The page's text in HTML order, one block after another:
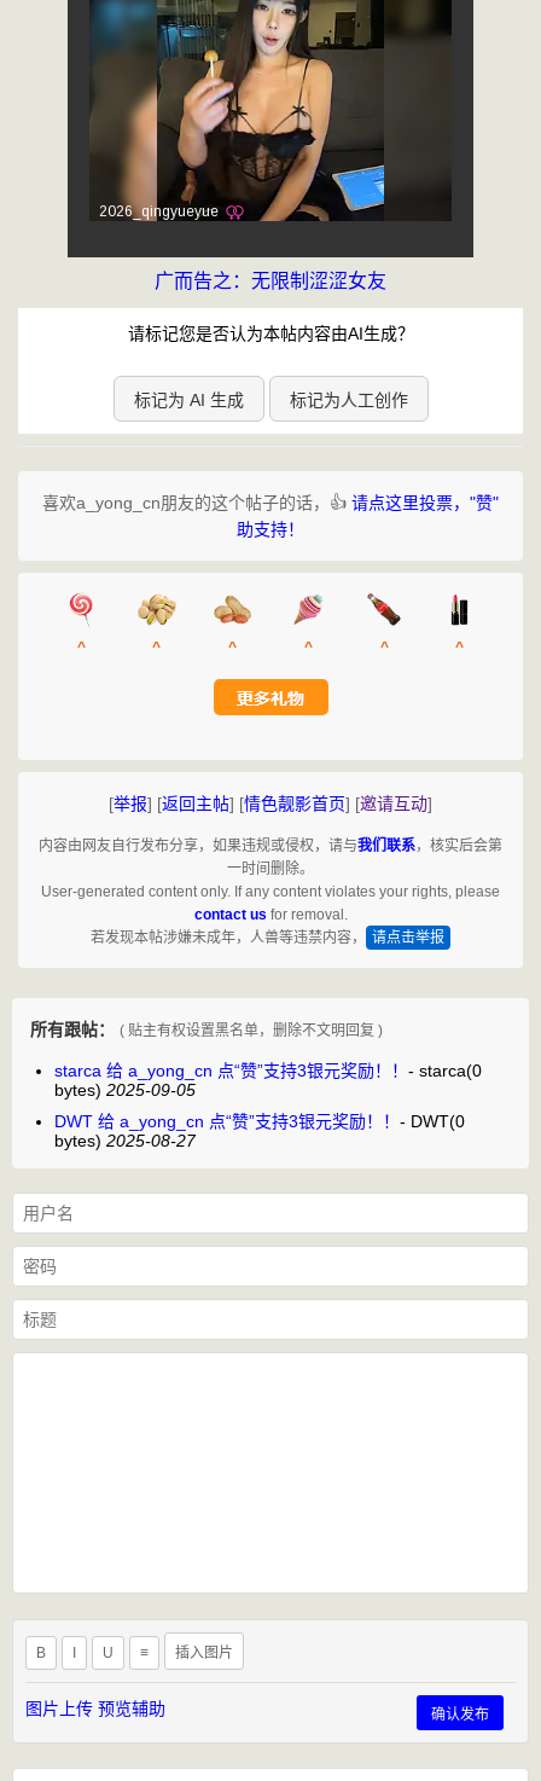
广而告之：无限制涩涩女友
请标记您是否认为本帖内容由AI生成？
标记为 AI 生成 标记为人工创作
喜欢a_yong_cn朋友的这个帖子的话，👍 请点这里投票，"赞"
助支持！
^ ^ ^ ^ ^ ^
[举报] [返回主帖] [情色靓影首页] [邀请互动]
内容由网友自行发布分享，如果违规或侵权，请与我们联系，核实后会第
一时间删除。
User-generated content only. If any content violates your rights, please
contact us for removal.
若发现本帖涉嫌未成年，人兽等违禁内容，
请点击举报
所有跟帖： ( 贴主有权设置黑名单，删除不文明回复 )
starca 给 a_yong_cn 点“赞”支持3银元奖励！！ - starca(0
bytes) 2025-09-05
DWT 给 a_yong_cn 点“赞”支持3银元奖励！！ - DWT(0
bytes) 2025-08-27
B U ≡ 插入图片
图片上传 预览辅助 确认发布